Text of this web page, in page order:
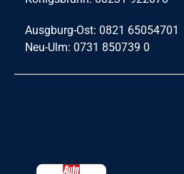
Ausgburg-Ost: 0821 65054701
Neu-Ulm: 0731 850739 0